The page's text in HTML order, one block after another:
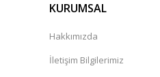
KURUMSAL
Hakkımızda
İletişim Bilgilerimiz